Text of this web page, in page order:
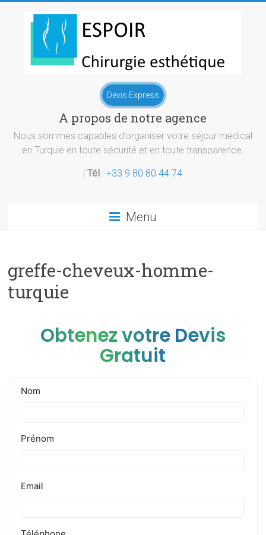
Chirurgie
esthetique
Turquie
Devis Express
A propos de notre agence
Nous sommes capables d’organiser votre séjour médical
en Turquie en toute sécurité et en toute transparence.
|Tél :+33 9 80 80 44 74
Menu
greffe-cheveux-homme-
turquie
Obtenez votre Devis
Gratuit